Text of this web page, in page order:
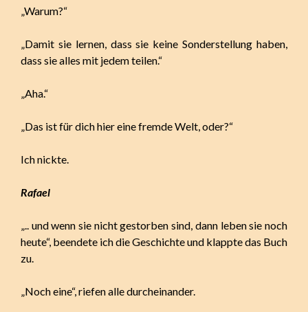
„Warum?“
„Damit sie lernen, dass sie keine Sonderstellung haben,
dass sie alles mit jedem teilen.“
„Aha.“
„Das ist für dich hier eine fremde Welt, oder?“
Ich nickte.
Rafael
„.. und wenn sie nicht gestorben sind, dann leben sie noch
heute“, beendete ich die Geschichte und klappte das Buch
zu.
„Noch eine“, riefen alle durcheinander.